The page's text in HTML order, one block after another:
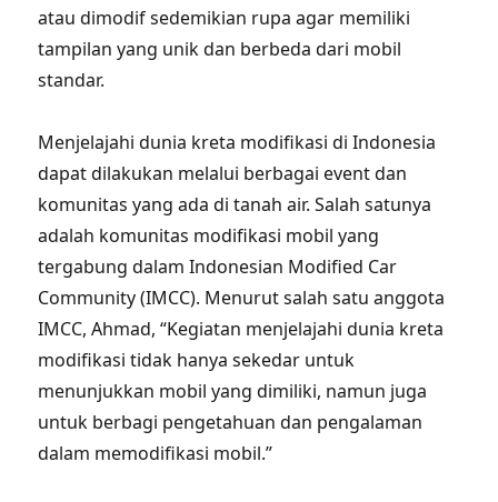
atau dimodif sedemikian rupa agar memiliki
tampilan yang unik dan berbeda dari mobil
standar.
Menjelajahi dunia kreta modifikasi di Indonesia
dapat dilakukan melalui berbagai event dan
komunitas yang ada di tanah air. Salah satunya
adalah komunitas modifikasi mobil yang
tergabung dalam Indonesian Modified Car
Community (IMCC). Menurut salah satu anggota
IMCC, Ahmad, “Kegiatan menjelajahi dunia kreta
modifikasi tidak hanya sekedar untuk
menunjukkan mobil yang dimiliki, namun juga
untuk berbagi pengetahuan dan pengalaman
dalam memodifikasi mobil.”